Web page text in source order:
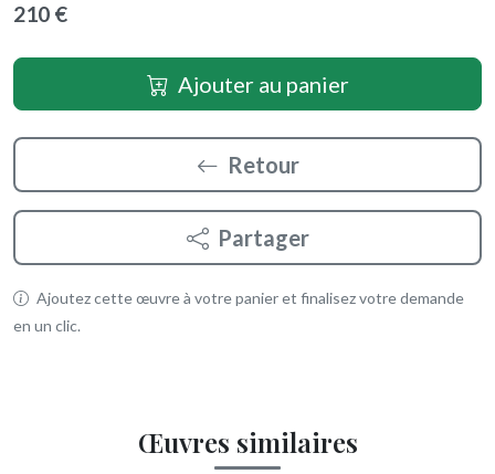
210 €
Ajouter au panier
Retour
Partager
Ajoutez cette œuvre à votre panier et finalisez votre demande
en un clic.
Œuvres similaires